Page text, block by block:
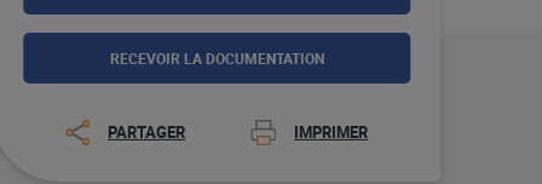
RECEVOIR LA DOCUMENTATION
PARTAGER IMPRIMER